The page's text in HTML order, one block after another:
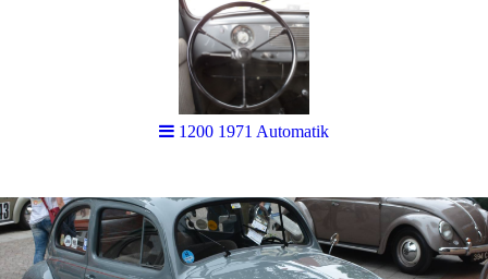
1200 1971 Automatik